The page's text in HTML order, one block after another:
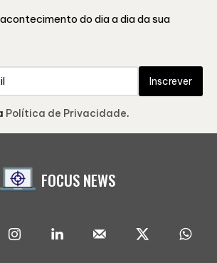
do dia a dia da sua
Inscrever
Política de Privacidade.
FOCUS NEWS